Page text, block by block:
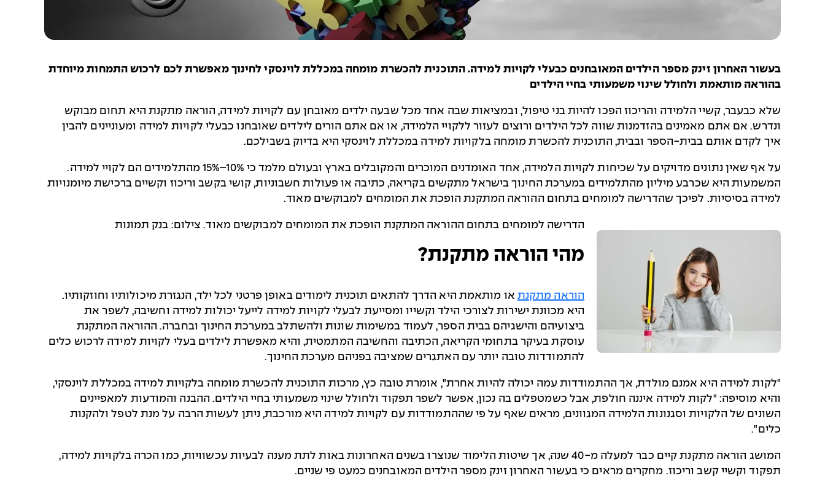
בעשור האחרון זינק מספר הילדים המאובחנים כבעלי לקויות למידה. התוכנית להכשרת מומחה במכללת לוינסקי לחינוך מאפשרת לכם לרכוש התמחות מיוחדת
בהוראה מותאמת ולחולל שינוי משמעותי בחיי הילדים
שלא כבעבר, קשיי הלמידה והריכוז הפכו להיות בני טיפול, ובמציאות שבה אחד מכל שבעה ילדים מאובחן עם לקויות למידה, הוראה מתקנת היא תחום מבוקש
ונדרש. אם אתם מאמינים בהזדמנות שווה לכל הילדים ורוצים לעזור ללקויי הלמידה, או אם אתם הורים לילדים שאובחנו כבעלי לקויות למידה ומעוניינים להבין
איך לקדם אותם בבית-הספר ובבית, התוכנית להכשרת מומחה בלקויות למידה במכללת לוינסקי היא בדיוק בשבילכם.
על אף שאין נתונים מדויקים על שכיחות לקויות הלמידה, אחד האומדנים המוכרים והמקובלים בארץ ובעולם מלמד כי 10%–15% מהתלמידים הם לקויי למידה.
המשמעות היא שכרבע מיליון מהתלמידים במערכת החינוך בישראל מתקשים בקריאה, כתיבה או פעולות חשבוניות, קושי בקשב וריכוז וקשיים ברכישת מיומנויות
למידה בסיסיות. לפיכך שהדרישה למומחים בתחום ההוראה המתקנת הופכת את המומחים למבוקשים מאוד.
הדרישה למומחים בתחום ההוראה המתקנת הופכת את המומחים למבוקשים מאוד. צילום: בנק תמונות
מהי הוראה מתקנת?
הוראה מתקנת או מותאמת היא הדרך להתאים תוכנית לימודים באופן פרטני לכל ילד, הנגזרת מיכולותיו וחוזקותיו.
היא מכוונת ישירות לצורכי הילד וקשייו ומסייעת לבעלי לקויות למידה לייעל יכולות למידה וחשיבה, לשפר את
ביצועיהם והישגיהם בבית הספר, לעמוד במשימות שונות ולהשתלב במערכת החינוך ובחברה. ההוראה המתקנת
עוסקת בעיקר בתחומי הקריאה, הכתיבה והחשיבה המתמטית, והיא מאפשרת לילדים בעלי לקויות למידה לרכוש כלים
להתמודדות טובה יותר עם האתגרים שמציבה בפניהם מערכת החינוך.
"לקות למידה היא אמנם מולדת, אך ההתמודדות עמה יכולה להיות אחרת", אומרת טובה כץ, מרכזת התוכנית להכשרת מומחה בלקויות למידה במכללת לוינסקי,
והיא מוסיפה: "לקות למידה איננה חולפת, אבל כשמטפלים בה נכון, אפשר לשפר תפקוד ולחולל שינוי משמעותי בחיי הילדים. ההבנה והמודעות למאפיינים
השונים של הלקויות וסגנונות הלמידה המגוונים, מראים שאף על פי שההתמודדות עם לקויות למידה היא מורכבת, ניתן לעשות הרבה על מנת לטפל ולהקנות
כלים".
המושג הוראה מתקנת קיים כבר למעלה מ-40 שנה, אך שיטות הלימוד שנוצרו בשנים האחרונות באות לתת מענה לבעיות עכשוויות, כמו הכרה בלקויות למידה,
תפקוד וקשיי קשב וריכוז. מחקרים מראים כי בעשור האחרון זינק מספר הילדים המאובחנים כמעט פי שניים.